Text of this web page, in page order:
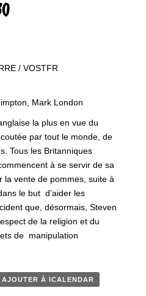
/ VOSTFR
Mark London
la plus en vue du
par tout le monde, de
Tous les Britanniques
à se servir de sa
vente de pommes, suite à
le but d’aider les
que, désormais, Steven
de la religion et du
de manipulation
AJOUTER À ICALENDAR